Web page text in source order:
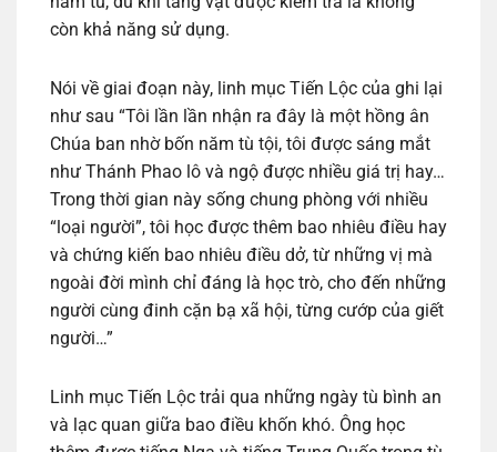
còn khả năng sử dụng.
Nói về giai đoạn này, linh mục Tiến Lộc của ghi lại
như sau “Tôi lần lần nhận ra đây là một hồng ân
Chúa ban nhờ bốn năm tù tội, tôi được sáng mắt
như Thánh Phao lô và ngộ được nhiều giá trị hay…
Trong thời gian này sống chung phòng với nhiều
“loại người”, tôi học được thêm bao nhiêu điều hay
và chứng kiến bao nhiêu điều dở, từ những vị mà
ngoài đời mình chỉ đáng là học trò, cho đến những
người cùng đinh cặn bạ xã hội, từng cướp của giết
người…”
Linh mục Tiến Lộc trải qua những ngày tù bình an
và lạc quan giữa bao điều khốn khó. Ông học